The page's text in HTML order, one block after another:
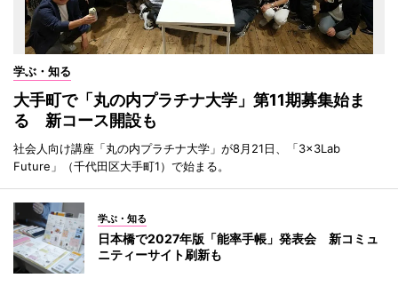
学ぶ・知る
大手町で「丸の内プラチナ大学」第11期募集始ま
る 新コース開設も
社会人向け講座「丸の内プラチナ大学」が8月21日、「3×3Lab
Future」（千代田区大手町1）で始まる。
学ぶ・知る
日本橋で2027年版「能率手帳」発表会 新コミュ
ニティーサイト刷新も